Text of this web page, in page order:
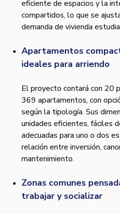
eficiente de espacios y la
compartidos, lo que se
demanda de vivienda
Apartamentos
ideales para arriendo
El proyecto contará con 20
369 apartamentos, con
según la tipología. Sus
unidades eficientes, fáciles
adecuadas para uno o dos
relación entre inversión,
mantenimiento.
Zonas comunes
trabajar y socializar